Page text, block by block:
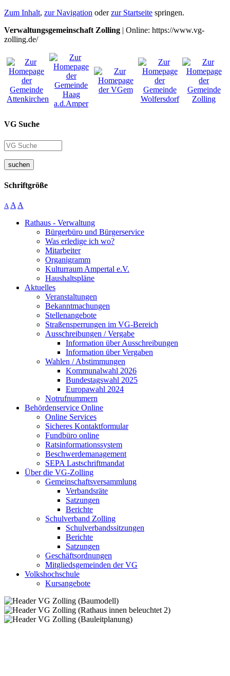
Zum Inhalt, zur Navigation oderzur Startseite springen.
Verwaltungsgemeinschaft Zolling | Online: https://www.vg-
zolling.de/
VG Suche
suchen
Schriftgröße
A A A
Rathaus - Verwaltung
Bürgerbüro und Bürgerservice
Was erledige ich wo?
Mitarbeiter
Organigramm
Kulturraum Ampertal e.V.
Haushaltspläne
Aktuelles
Veranstaltungen
Bekanntmachungen
Stellenangebote
Straßensperrungen im VG-Bereich
Ausschreibungen / Vergabe
Information über Ausschreibungen
Information über Vergaben
Wahlen / Abstimmungen
Kommunalwahl 2026
Bundestagswahl 2025
Europawahl 2024
Notrufnummern
Behördenservice Online
Online Services
Sicheres Kontaktformular
Fundbüro online
Ratsinformationssystem
Beschwerdemanagement
SEPA Lastschriftmandat
Über die VG-Zolling
Gemeinschaftsversammlung
Verbandsräte
Satzungen
Berichte
Schulverband Zolling
Schulverbandssitzungen
Berichte
Satzungen
Geschäftsordnungen
Mitgliedsgemeinden der VG
Volkshochschule
Kursangebote